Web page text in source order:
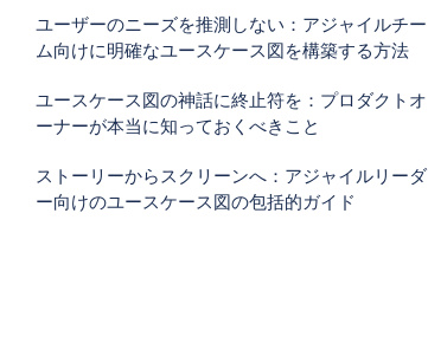
ユーザーのニーズを推測しない：アジャイルチー
ム向けに明確なユースケース図を構築する方法
ユースケース図の神話に終止符を：プロダクトオ
ーナーが本当に知っておくべきこと
ストーリーからスクリーンへ：アジャイルリーダ
ー向けのユースケース図の包括的ガイド